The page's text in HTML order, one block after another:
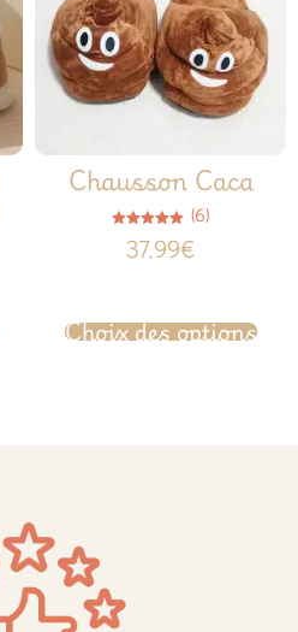
Chausson Caca
Note
4.83
sur 5
(6)
37.99€
Choix des options